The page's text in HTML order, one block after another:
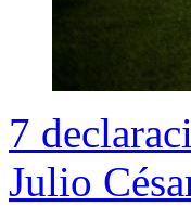
7
Julio